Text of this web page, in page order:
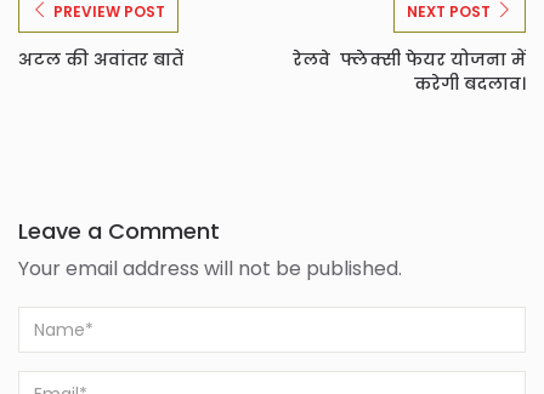
PREVIEW POST
अटल की अवांतर बातें
NEXT POST
रेलवे फ्लेक्सी फेयर योजना में
करेगी बदलाव।
Leave a Comment
Your email address will not be published.